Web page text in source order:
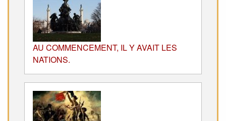
AU COMMENCEMENT, IL Y AVAIT LES
NATIONS.